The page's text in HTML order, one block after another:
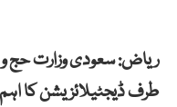
ریاض: سعودی وزارت حج
طرف ڈیجٹیلائزیشن کا